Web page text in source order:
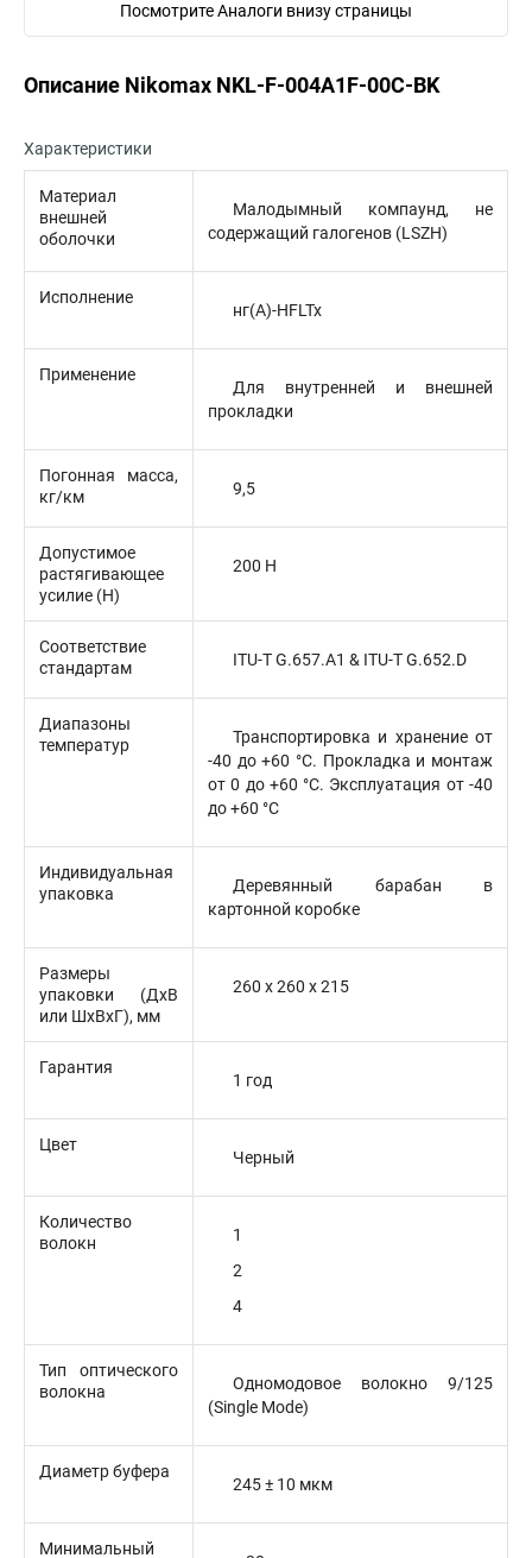
Посмотрите Аналоги внизу страницы
Описание Nikomax NKL-F-004A1F-00C-BK
Характеристики
Материал
внешней
оболочки
Малодымный компаунд, не
содержащий галогенов (LSZH)
Исполнение
нг(A)-HFLTx
Применение
Для внутренней и внешней
прокладки
Погонная масса,
кг/км
9,5
Допустимое
растягивающее
усилие (H)
200 Н
Соответствие
стандартам
ITU-T G.657.A1 & ITU-T G.652.D
Диапазоны
температур
Транспортировка и хранение от
-40 до +60 °C. Прокладка и монтаж
от 0 до +60 °C. Эксплуатация от -40
до +60 °C
Индивидуальная
упаковка
Деревянный барабан в
картонной коробке
Размеры
упаковки (ДхВ
или ШхВхГ), мм
260 х 260 х 215
Гарантия
1 год
Цвет
Черный
Количество
волокн
1
2
4
Тип оптического
волокна
Одномодовое волокно 9/125
(Single Mode)
Диаметр буфера
245 ± 10 мкм
Минимальный